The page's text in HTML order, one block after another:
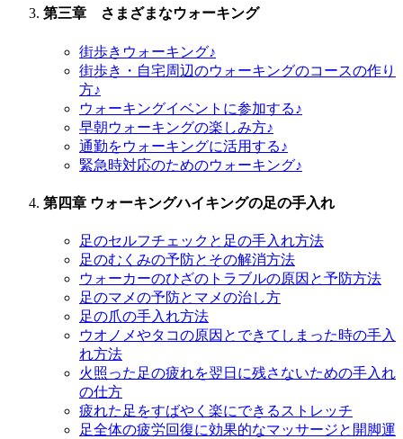
第三章 さまざまなウォーキング
街歩きウォーキング♪
街歩き・自宅周辺のウォーキングのコースの作り
方♪
ウォーキングイベントに参加する♪
早朝ウォーキングの楽しみ方♪
通勤をウォーキングに活用する♪
緊急時対応のためのウォーキング♪
第四章 ウォーキングハイキングの足の手入れ
足のセルフチェックと足の手入れ方法
足のむくみの予防とその解消方法
ウォーカーのひざのトラブルの原因と予防方法
足のマメの予防とマメの治し方
足の爪の手入れ方法
ウオノメやタコの原因とできてしまった時の手入
れ方法
火照った足の疲れを翌日に残さないための手入れ
の仕方
疲れた足をすばやく楽にできるストレッチ
足全体の疲労回復に効果的なマッサージと開脚運